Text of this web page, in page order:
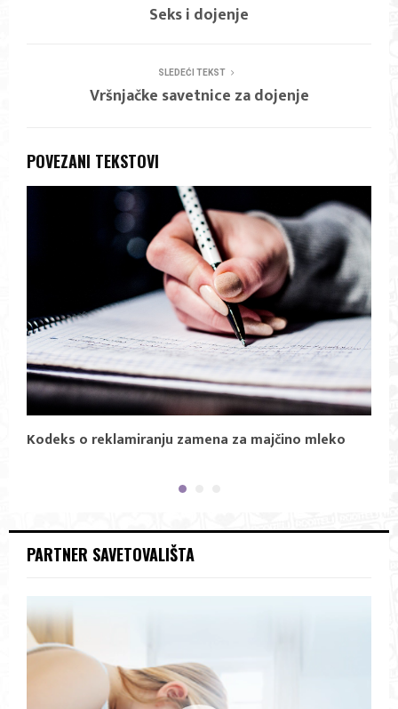
Seks i dojenje
SLEDEĆI TEKST
Vršnjačke savetnice za dojenje
POVEZANI TEKSTOVI
Kodeks o reklamiranju zamena za majčino mleko
PARTNER SAVETOVALIŠTA
i